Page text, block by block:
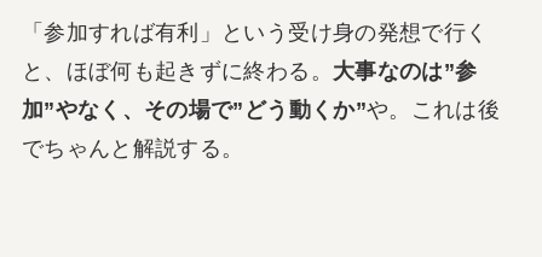
「参加すれば有利」という受け身の発想で行く
と、ほぼ何も起きずに終わる。 大事なのは”参
加”やなく、その場で”どう動くか”や。これは後
でちゃんと解説する。